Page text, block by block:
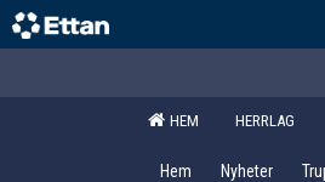
HEM HERRLAG
Hem Nyheter